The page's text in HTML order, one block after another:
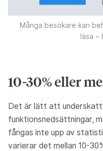
Många besökare kan
läsa
10-30% eller
Det är lätt att
funktionsnedsättningar,
fångas inte upp av
varierar det mellan 10-